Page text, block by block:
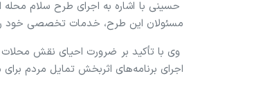
حسینی با اشاره به اجرای طرح سلام
مسئولان این طرح، خدمات تخصصی خود
وی با تأکید بر ضرورت احیای نقش محلات
اجرای برنامه‌های اثربخش تمایل مردم